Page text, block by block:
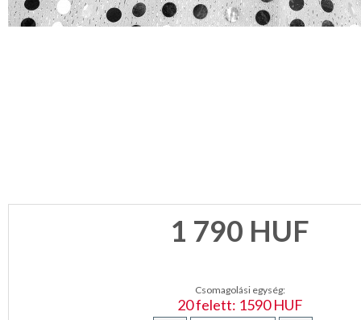
HÁLÓSZOBA
1 790 HUF
Csomagolási egység:
20 felett: 1590 HUF